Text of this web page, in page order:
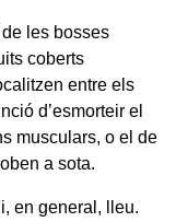
les bosses
coberts
entre els
d’esmorteir el
musculars, o el de
a sota.
en general, lleu.